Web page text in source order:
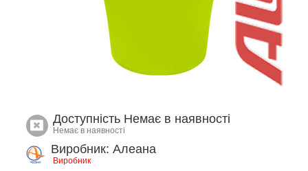
Доступність Немає в наявності
Немає в наявності
Виробник: Алеана
Виробник